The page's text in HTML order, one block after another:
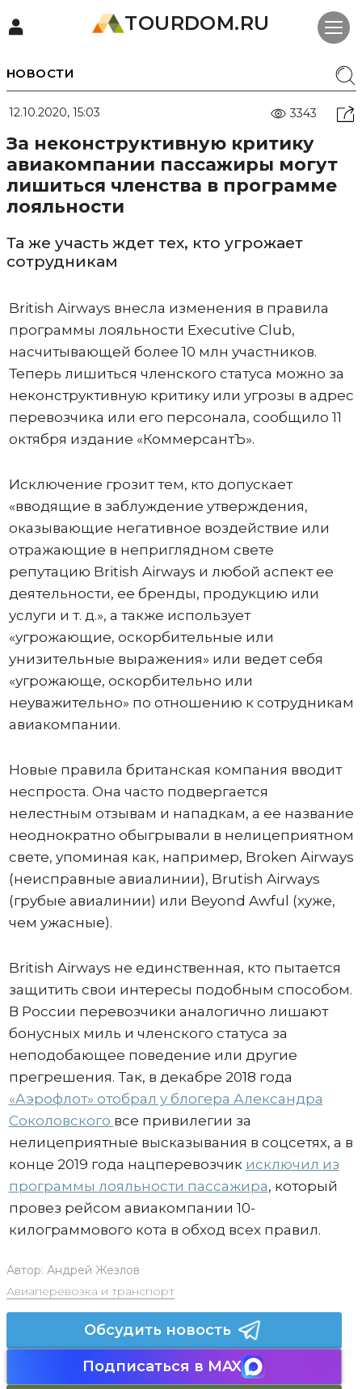
TOURDOM.RU
НОВОСТИ
12.10.2020, 15:03 3343
За неконструктивную критику
авиакомпании пассажиры могут
лишиться членства в программе
лояльности
Та же участь ждет тех, кто угрожает
сотрудникам
British Airways внесла изменения в правила
программы лояльности Executive Club,
насчитывающей более 10 млн участников.
Теперь лишиться членского статуса можно за
неконструктивную критику или угрозы в адрес
перевозчика или его персонала, сообщило 11
октября издание «КоммерсантЪ».
Исключение грозит тем, кто допускает
«вводящие в заблуждение утверждения,
оказывающие негативное воздействие или
отражающие в неприглядном свете
репутацию British Airways и любой аспект ее
деятельности, ее бренды, продукцию или
услуги и т. д.», а также использует
«угрожающие, оскорбительные или
унизительные выражения» или ведет себя
«угрожающе, оскорбительно или
неуважительно» по отношению к сотрудникам
авиакомпании.
Новые правила британская компания вводит
неспроста. Она часто подвергается
нелестным отзывам и нападкам, а ее название
неоднократно обыгрывали в нелицеприятном
свете, упоминая как, например, Broken Airways
(неисправные авиалинии), Brutish Airways
(грубые авиалинии) или Beyond Awful (хуже,
чем ужасные).
British Airways не единственная, кто пытается
защитить свои интересы подобным способом.
В России перевозчики аналогично лишают
бонусных миль и членского статуса за
неподобающее поведение или другие
прегрешения. Так, в декабре 2018 года
«Аэрофлот» отобрал у блогера Александра
Соколовского все привилегии за
нелицеприятные высказывания в соцсетях, а в
конце 2019 года нацперевозчик исключил из
программы лояльности пассажира, который
провез рейсом авиакомпании 10-
килограммового кота в обход всех правил.
Автор: Андрей Жезлов
Авиаперевозка и транспорт
Обсудить новость
Подписаться в MAX